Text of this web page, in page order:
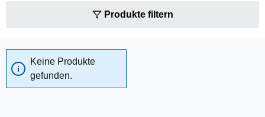
Produkte filtern
Keine Produkte
gefunden.